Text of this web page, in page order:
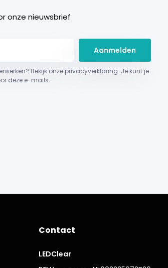
onze nieuwsbrief
Aanmelden
Bekijk onze privacyverklaring. Je kunt je
deze e-mails.
Contact
LEDClear